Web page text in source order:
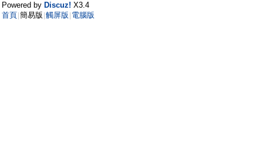
Powered by Discuz! X3.4
首頁 簡易版 觸屏版 電腦版